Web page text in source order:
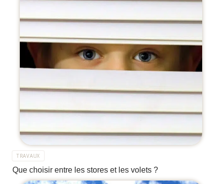
TRAVAUX
Que choisir entre les stores et les volets ?